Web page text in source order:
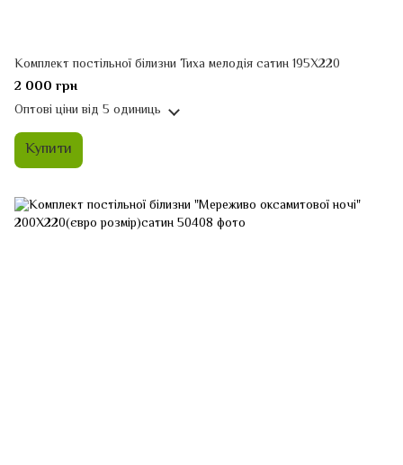
Комплект постільної білизни Тиха мелодія сатин 195Х220
2 000 грн
Оптові ціни від 5 одиниць
Купити